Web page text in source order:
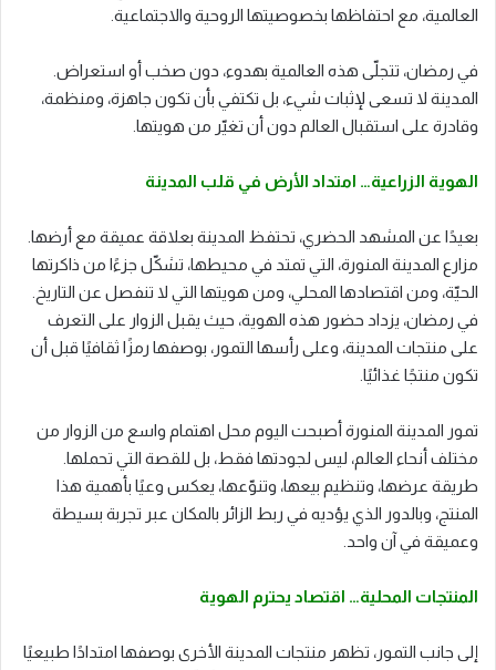
العالمية، مع احتفاظها بخصوصيتها الروحية والاجتماعية.
في رمضان، تتجلّى هذه العالمية بهدوء، دون صخب أو استعراض.
المدينة لا تسعى لإثبات شيء، بل تكتفي بأن تكون جاهزة، ومنظمة،
وقادرة على استقبال العالم دون أن تغيّر من هويتها.
الهوية الزراعية… امتداد الأرض في قلب المدينة
بعيدًا عن المشهد الحضري، تحتفظ المدينة بعلاقة عميقة مع أرضها.
مزارع المدينة المنورة، التي تمتد في محيطها، تشكّل جزءًا من ذاكرتها
الحيّة، ومن اقتصادها المحلي، ومن هويتها التي لا تنفصل عن التاريخ.
في رمضان، يزداد حضور هذه الهوية، حيث يقبل الزوار على التعرف
على منتجات المدينة، وعلى رأسها التمور، بوصفها رمزًا ثقافيًا قبل أن
تكون منتجًا غذائيًا.
تمور المدينة المنورة أصبحت اليوم محل اهتمام واسع من الزوار من
مختلف أنحاء العالم، ليس لجودتها فقط، بل للقصة التي تحملها.
طريقة عرضها، وتنظيم بيعها، وتنوّعها، يعكس وعيًا بأهمية هذا
المنتج، وبالدور الذي يؤديه في ربط الزائر بالمكان عبر تجربة بسيطة
وعميقة في آن واحد.
المنتجات المحلية… اقتصاد يحترم الهوية
إلى جانب التمور، تظهر منتجات المدينة الأخرى بوصفها امتدادًا طبيعيًا